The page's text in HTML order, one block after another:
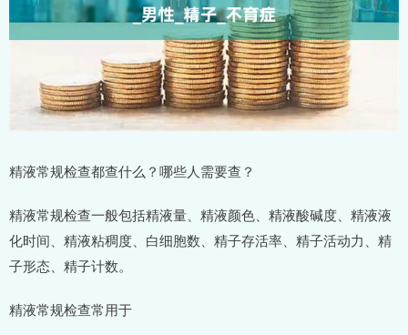
精液常规检查都查什么？哪些人需要查？
精液常规检查一般包括精液量、精液颜色、精液酸碱度、精液液
化时间、精液粘稠度、白细胞数、精子存活率、精子活动力、精
子形态、精子计数。
精液常规检查常用于